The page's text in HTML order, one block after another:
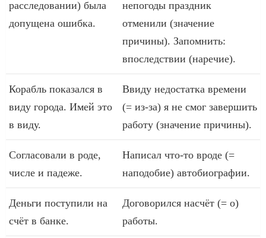
расследовании) была
допущена ошибка.
непогоды праздник
отменили (значение
причины). Запомнить:
впоследствии (наречие).
Корабль показался в
виду города. Имей это
в виду.
Ввиду недостатка времени
(= из-за) я не смог завершить
работу (значение причины).
Согласовали в роде,
числе и падеже.
Написал что-то вроде (=
наподобие) автобиографии.
Деньги поступили на
счёт в банке.
Договорился насчёт (= о)
работы.